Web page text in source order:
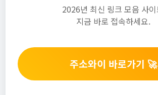
2026년 최신 링크 모음 사
지금 바로 접속하세요.
주소와이 바로가기 🚀